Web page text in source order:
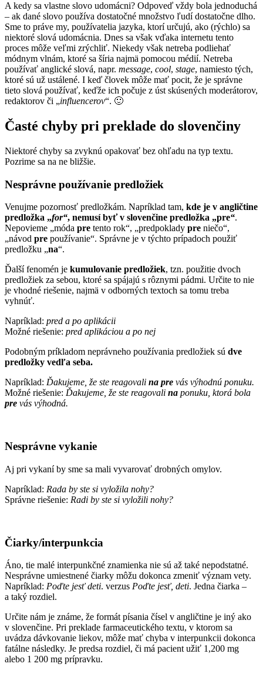
A kedy sa vlastne slovo udomácni? Odpoveď vždy bola jednoduchá
– ak dané slovo používa dostatočné množstvo ľudí dostatočne dlho.
Sme to práve my, používatelia jazyka, ktorí určujú, ako (rýchlo) sa
niektoré slová udomácnia. Dnes sa však vďaka internetu tento
proces môže veľmi zrýchliť. Niekedy však netreba podliehať
módnym vlnám, ktoré sa šíria najmä pomocou médií. Netreba
používať anglické slová, napr. message, cool, stage, namiesto tých,
ktoré sú už ustálené. I keď človek môže mať pocit, že je správne
tieto slová používať, keďže ich počuje z úst skúsených moderátorov,
redaktorov či „influencerov“. 🙂
Časté chyby pri preklade do slovenčiny
Niektoré chyby sa zvyknú opakovať bez ohľadu na typ textu.
Pozrime sa na ne bližšie.
Nesprávne používanie predložiek
Venujme pozornosť predložkám. Napríklad tam, kde je v angličtine
predložka „for“, nemusí byť v slovenčine predložka „pre“.
Nepovieme „móda pre tento rok“, „predpoklady pre niečo“,
„návod pre používanie“. Správne je v týchto prípadoch použiť
predložku „na“.
Ďalší fenomén je kumulovanie predložiek, tzn. použitie dvoch
predložiek za sebou, ktoré sa spájajú s rôznymi pádmi. Určite to nie
je vhodné riešenie, najmä v odborných textoch sa tomu treba
vyhnúť.
Napríklad: pred a po aplikácii
Možné riešenie: pred aplikáciou a po nej
Podobným príkladom neprávneho používania predložiek sú dve
predložky vedľa seba.
Napríklad: Ďakujeme, že ste reagovali na pre vás výhodnú ponuku.
Možné riešenie: Ďakujeme, že ste reagovali na ponuku, ktorá bola
pre vás výhodná.
Nesprávne vykanie
Aj pri vykaní by sme sa mali vyvarovať drobných omylov.
Napríklad: Rada by ste si vyložila nohy?
Správne riešenie: Radi by ste si vyložili nohy?
Čiarky/interpunkcia
Áno, tie malé interpunkčné znamienka nie sú až také nepodstatné.
Nesprávne umiestnené čiarky môžu dokonca zmeniť význam vety.
Napríklad: Poďte jesť deti. verzus Poďte jesť, deti. Jedna čiarka –
a taký rozdiel.
Určite nám je známe, že formát písania čísel v angličtine je iný ako
v slovenčine. Pri preklade farmaceutického textu, v ktorom sa
uvádza dávkovanie liekov, môže mať chyba v interpunkcii dokonca
fatálne následky. Je predsa rozdiel, či má pacient užiť 1,200 mg
alebo 1 200 mg prípravku.